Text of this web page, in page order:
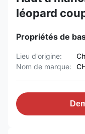
léopard
Propriétés de
Lieu d'origine:
Nom de marque: